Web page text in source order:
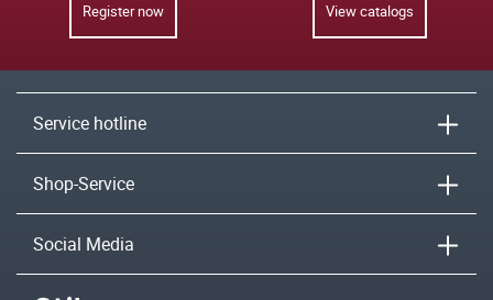
Register now View catalogs
Service hotline
Shop-Service
Social Media